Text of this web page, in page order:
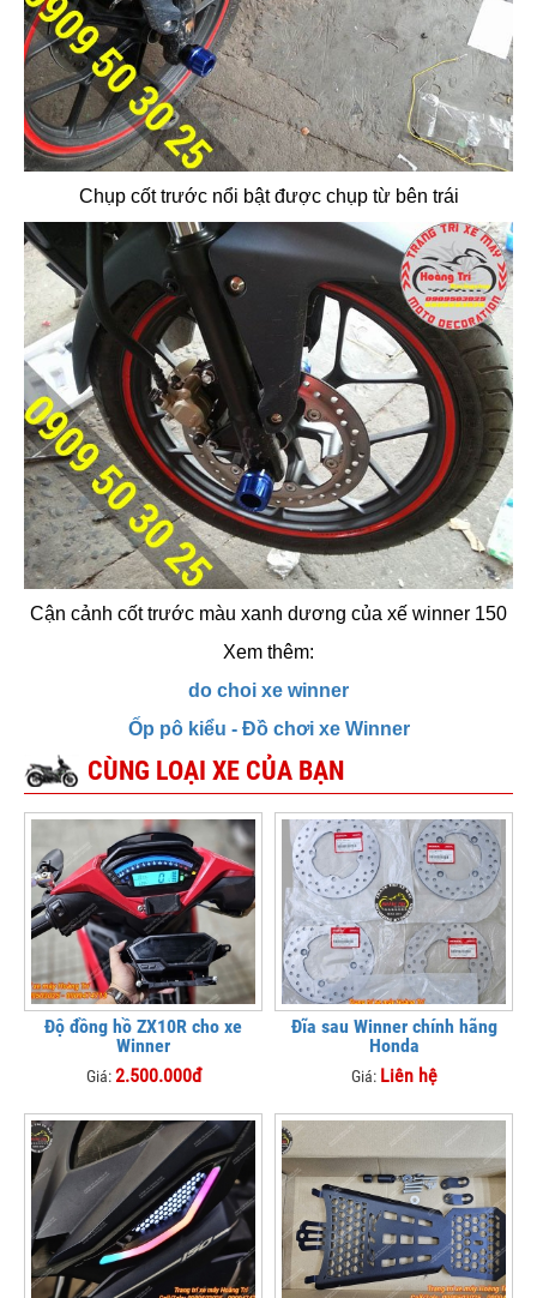
Chụp cốt trước nổi bật được chụp từ bên trái
Cận cảnh cốt trước màu xanh dương của xế winner 150
Xem thêm:
do choi xe winner
Ốp pô kiểu - Đồ chơi xe Winner
CÙNG LOẠI XE CỦA BẠN
Độ đồng hồ ZX10R cho xe
Winner
Giá:2.500.000đ
Đĩa sau Winner chính hãng
Honda
Giá: Liên hệ